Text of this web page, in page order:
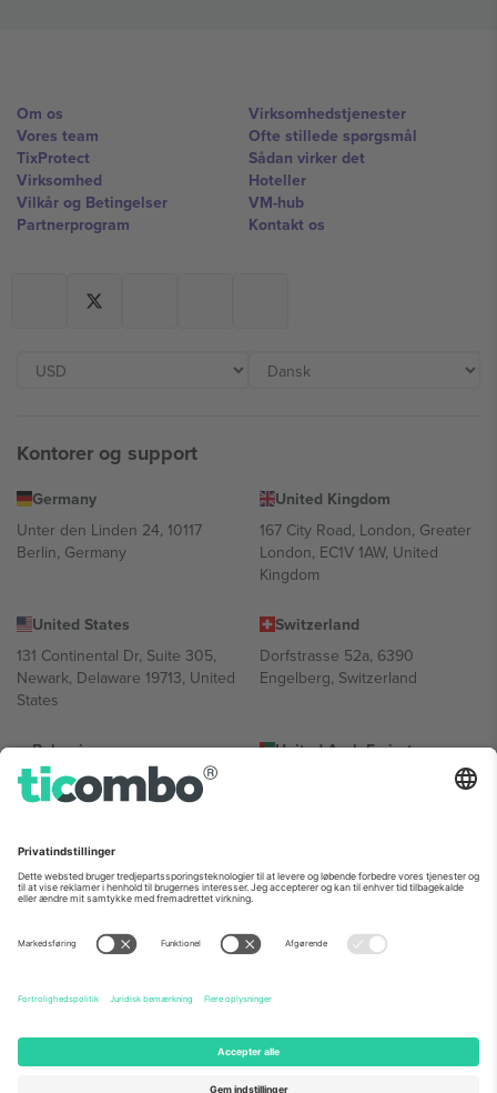
Om os
Vores team
TixProtect
Virksomhed
Vilkår og Betingelser
Partnerprogram
Virksomhedstjenester
Ofte stillede spørgsmål
Sådan virker det
Hoteller
VM-hub
Kontakt os
Kontorer og support
Germany
Unter den Linden 24, 10117
Berlin, Germany
United Kingdom
167 City Road, London, Greater
London, EC1V 1AW, United
Kingdom
United States
131 Continental Dr, Suite 305,
Newark, Delaware 19713, United
States
Switzerland
Dorfstrasse 52a, 6390
Engelberg, Switzerland
Bulgaria
Regus Sofia City West, bul
Totleben 53-55, 1606 Sofia,
United Arab Emirates
UAE Dubai Silicon Oasis, DDP
Mexico
Av Chapultepec 360, Roma
Norte, Cuauhtémoc, 06700
Ciudad de México, CDMX,
sted, begivenhed og/eller domæne. For detaljer se den specifikke
begivenhedsside, tryk og vilkår.,Virksomhed
Ticombo. Alle rettigheder forbeholdes.